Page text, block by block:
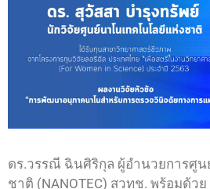
ดร.วรรณี ฉินศิริกุล ผู้อำนวยการศูน
ชาติ (NANOTEC) สวทช. พร้อมด้ว